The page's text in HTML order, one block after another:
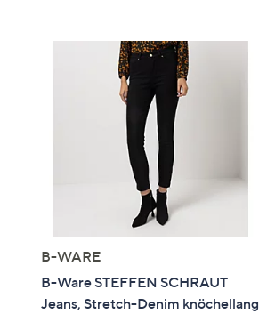
B-WARE
B-Ware STEFFEN SCHRAUT
Jeans, Stretch-Denim knöchellang